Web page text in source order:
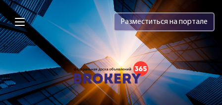
Brokery365 - Рейтинг кредитных
Разместиться на портале